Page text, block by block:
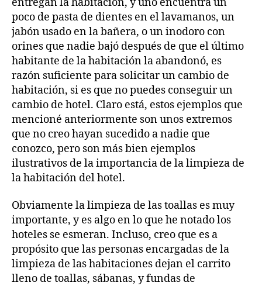
poco de pasta de dientes en el lavamanos, un
jabón usado en la bañera, o un inodoro con
orines que nadie bajó después de que el último
habitante de la habitación la abandonó, es
razón suficiente para solicitar un cambio de
habitación, si es que no puedes conseguir un
cambio de hotel. Claro está, estos ejemplos que
mencioné anteriormente son unos extremos
que no creo hayan sucedido a nadie que
conozco, pero son más bien ejemplos
ilustrativos de la importancia de la limpieza de
la habitación del hotel.
Obviamente la limpieza de las toallas es muy
importante, y es algo en lo que he notado los
hoteles se esmeran. Incluso, creo que es a
propósito que las personas encargadas de la
limpieza de las habitaciones dejan el carrito
lleno de toallas, sábanas, y fundas de